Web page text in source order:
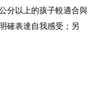
分以上的孩子較適合與
確表達自我感受；另